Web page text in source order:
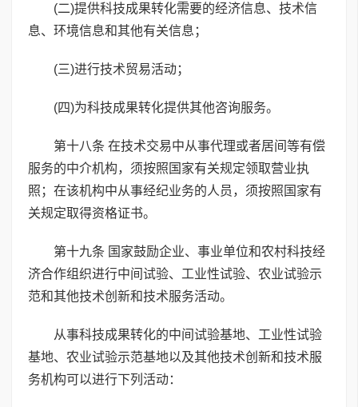
(二)提供科技成果转化需要的经济信息、技术信
息、环境信息和其他有关信息；
(三)进行技术贸易活动；
(四)为科技成果转化提供其他咨询服务。
第十八条 在技术交易中从事代理或者居间等有偿
服务的中介机构，须按照国家有关规定领取营业执
照；在该机构中从事经纪业务的人员，须按照国家有
关规定取得资格证书。
第十九条 国家鼓励企业、事业单位和农村科技经
济合作组织进行中间试验、工业性试验、农业试验示
范和其他技术创新和技术服务活动。
从事科技成果转化的中间试验基地、工业性试验
基地、农业试验示范基地以及其他技术创新和技术服
务机构可以进行下列活动：